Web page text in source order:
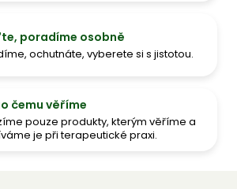
poradíme osobně
ochutnáte, vyberete si s jistotou.
čemu věříme
pouze produkty, kterým věříme a
je při terapeutické praxi.